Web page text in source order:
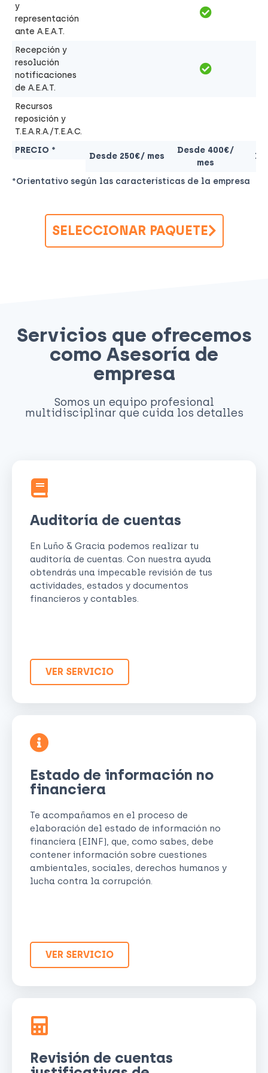
PRECIO *
Desde 250€/ mes
Desde 400€/
mes
y
representación
ante A.E.A.T.
Recepción y
resolución
notificaciones
de A.E.A.T.
Recursos
reposición y
T.E.A.R.A./T.E.A.C.
*Orientativo según las características de la empresa
SELECCIONAR PAQUETE
Servicios que ofrecemos
como Asesoría de
empresa
Somos un equipo profesional
multidisciplinar que cuida los detalles
Auditoría de cuentas
En Luño & Gracia podemos realizar tu
auditoría de cuentas. Con nuestra ayuda
obtendrás una impecable revisión de tus
actividades, estados y documentos
financieros y contables.
VER SERVICIO
Estado de información no
financiera
Te acompañamos en el proceso de
elaboración del estado de información no
financiera (EINF), que, como sabes, debe
contener información sobre cuestiones
ambientales, sociales, derechos humanos y
lucha contra la corrupción.
VER SERVICIO
Revisión de cuentas